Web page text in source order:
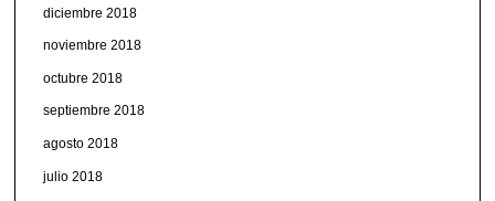
diciembre 2018
noviembre 2018
octubre 2018
septiembre 2018
agosto 2018
julio 2018